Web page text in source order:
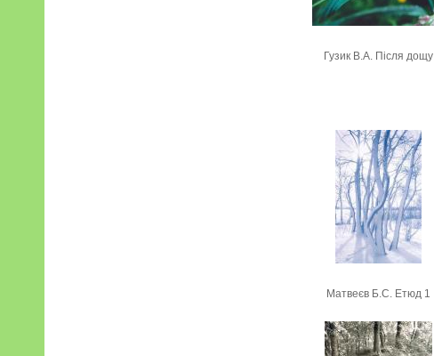
Гузик В.А. Після дощу
Матвеєв Б.С. Етюд 1